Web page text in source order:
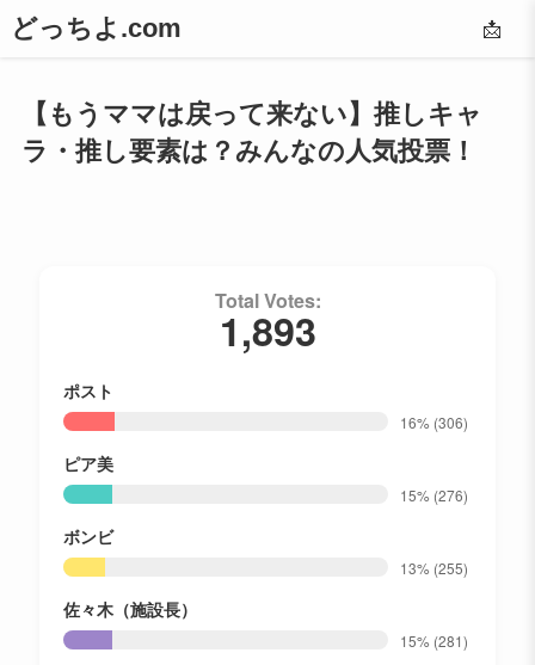
どっちよ.com 📩
【もうママは戻って来ない】推しキャ
ラ・推し要素は？みんなの人気投票！
Total Votes:
1,893
ポスト
16% (306)
ピア美
15% (276)
ボンビ
13% (255)
佐々木（施設長）
15% (281)